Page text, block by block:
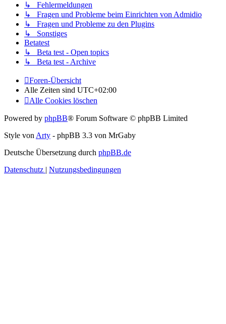
↳ Fehlermeldungen
↳ Fragen und Probleme beim Einrichten von Admidio
↳ Fragen und Probleme zu den Plugins
↳ Sonstiges
Betatest
↳ Beta test - Open topics
↳ Beta test - Archive
Foren-Übersicht
Alle Zeiten sind UTC+02:00
Alle Cookies löschen
Powered by phpBB® Forum Software © phpBB Limited
Style von Arty - phpBB 3.3 von MrGaby
Deutsche Übersetzung durch phpBB.de
Datenschutz | Nutzungsbedingungen